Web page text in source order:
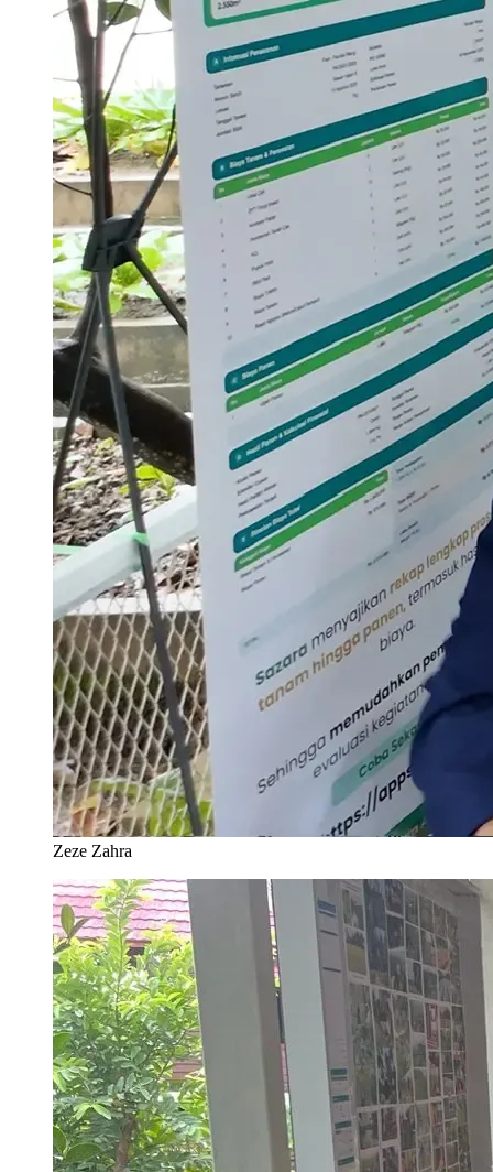
Zeze Zahra